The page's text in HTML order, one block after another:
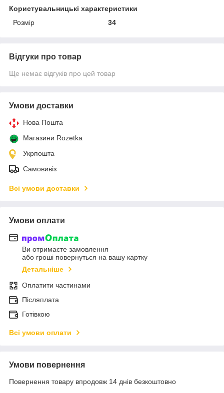
Користувальницькі характеристики
Розмір
34
Відгуки про товар
Ще немає відгуків про цей товар
Умови доставки
Нова Пошта
Магазини Rozetka
Укрпошта
Самовивіз
Всі умови доставки
Умови оплати
Ви отримаєте замовлення
або гроші повернуться на вашу картку
Детальніше
Оплатити частинами
Післяплата
Готівкою
Всі умови оплати
Умови повернення
Повернення товару впродовж 14 днів безкоштовно